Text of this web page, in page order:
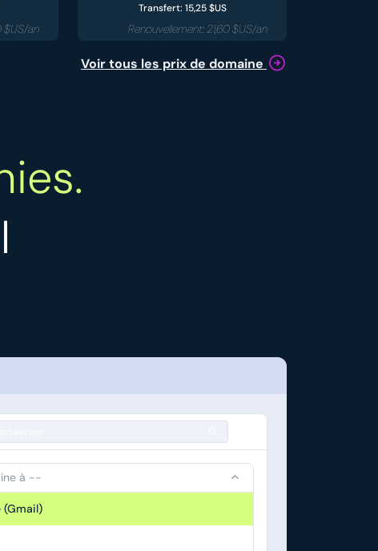
$US/an
Transfert: 15,25 $US
Renouvellement: 21,60 $US/an
Voir tous les prix de domaine
à --
(Gmail)